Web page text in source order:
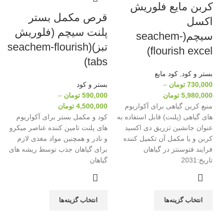
کربن مایع فلوریش
اکسل
سیچم(seachem-
flourish excel)
بستر و کود, کود مایع
730,000 تومان –
5,980,000 تومان
منبع کربن گیاهی برای آکواریوم
های گیاهی (پلنت) قابل استفاده به
عنوان جانشین تزریق دی اکسید
کربن و یا مکمل آن تکمیل کننده
فرایند فتوسنتز در گیاهان
تاریخ:2031
انتخاب گزینه‌ها
قرص مکمل بستر
پلنت سیچم (فلوریش
تبز)(seachem-flourish
tabs)
بستر و کود
590,000 تومان –
4,500,000 تومان
کود و مکمل بستر برای آکواریوم
های پلنت تامین کننده عناصر میکرو
و نادر و همچنین مواد مغذی لازم
برای گیاهان جذب توسط ریشه های
گیاهان
انتخاب گزینه‌ها